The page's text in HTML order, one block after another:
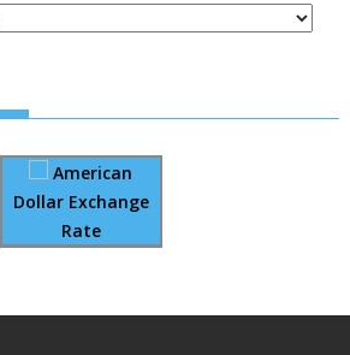
American
Dollar Exchange
Rate